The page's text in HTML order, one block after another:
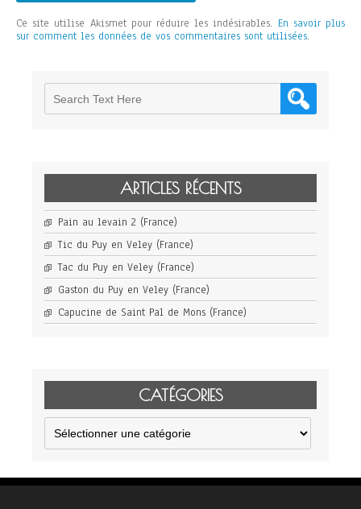
Ce site utilise Akismet pour réduire les indésirables. En savoir plus
sur comment les données de vos commentaires sont utilisées.
ARTICLES RÉCENTS
Pain au levain 2 (France)
Tic du Puy en Veley (France)
Tac du Puy en Veley (France)
Gaston du Puy en Veley (France)
Capucine de Saint Pal de Mons (France)
CATÉGORIES
Catégories